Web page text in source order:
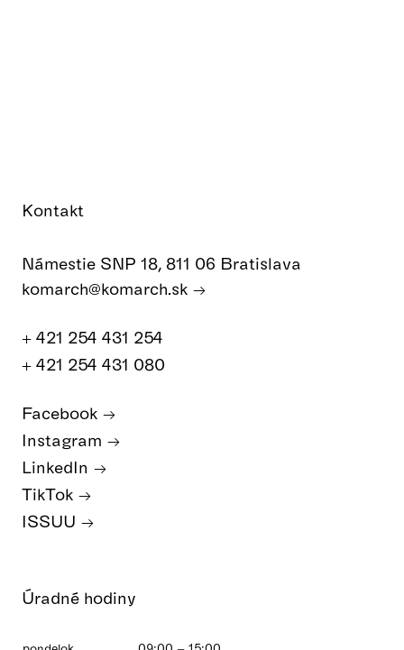
Úradné hodiny
Kontakt
Námestie SNP 18, 811 06 Bratislava
komarch@komarch.sk
+ 421 254 431 254
+ 421 254 431 080
Facebook
Instagram
LinkedIn
TikTok
ISSUU